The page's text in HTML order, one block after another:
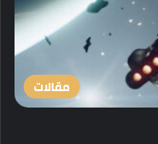
مقالات